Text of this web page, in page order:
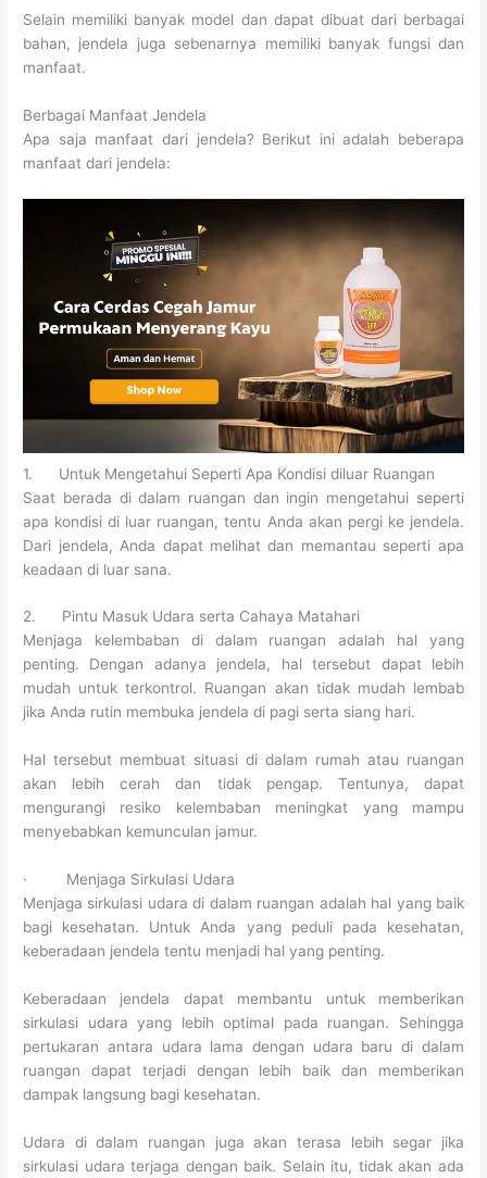
Selain memiliki banyak model dan dapat dibuat dari berbagai
bahan, jendela juga sebenarnya memiliki banyak fungsi dan
manfaat.
Berbagai Manfaat Jendela
Apa saja manfaat dari jendela? Berikut ini adalah beberapa
manfaat dari jendela:
1. Untuk Mengetahui Seperti Apa Kondisi diluar Ruangan
Saat berada di dalam ruangan dan ingin mengetahui seperti
apa kondisi di luar ruangan, tentu Anda akan pergi ke jendela.
Dari jendela, Anda dapat melihat dan memantau seperti apa
keadaan di luar sana.
2. Pintu Masuk Udara serta Cahaya Matahari
Menjaga kelembaban di dalam ruangan adalah hal yang
penting. Dengan adanya jendela, hal tersebut dapat lebih
mudah untuk terkontrol. Ruangan akan tidak mudah lembab
jika Anda rutin membuka jendela di pagi serta siang hari.
Hal tersebut membuat situasi di dalam rumah atau ruangan
akan lebih cerah dan tidak pengap. Tentunya, dapat
mengurangi resiko kelembaban meningkat yang mampu
menyebabkan kemunculan jamur.
· Menjaga Sirkulasi Udara
Menjaga sirkulasi udara di dalam ruangan adalah hal yang baik
bagi kesehatan. Untuk Anda yang peduli pada kesehatan,
keberadaan jendela tentu menjadi hal yang penting.
Keberadaan jendela dapat membantu untuk memberikan
sirkulasi udara yang lebih optimal pada ruangan. Sehingga
pertukaran antara udara lama dengan udara baru di dalam
ruangan dapat terjadi dengan lebih baik dan memberikan
dampak langsung bagi kesehatan.
Udara di dalam ruangan juga akan terasa lebih segar jika
sirkulasi udara terjaga dengan baik. Selain itu, tidak akan ada